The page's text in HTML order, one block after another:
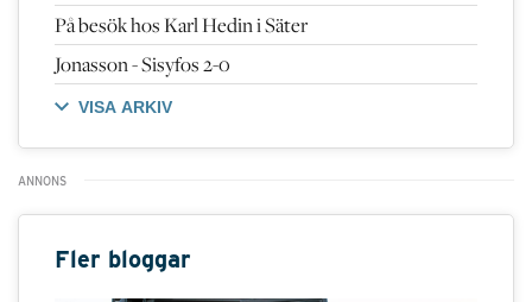
På besök hos Karl Hedin i Säter
Jonasson - Sisyfos 2-0
VISA ARKIV
Fler bloggar